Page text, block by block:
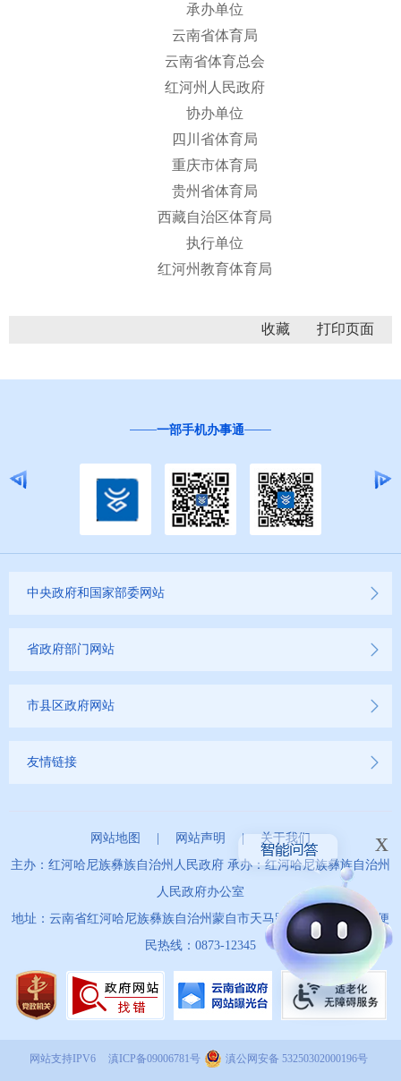
承办单位
云南省体育局
云南省体育总会
红河州人民政府
协办单位
四川省体育局
重庆市体育局
贵州省体育局
西藏自治区体育局
执行单位
红河州教育体育局
收藏
一部手机办事通
中央政府和国家部委网站
省政府部门网站
市县区政府网站
友情链接
网站地图 网站声明 | 关于我们
主办：红河哈尼族彝族自治州人民政府 承办：红河哈尼族彝族自治州
人民政府办公室
地址：云南省红河哈尼族彝族自治州蒙自市天马路67号 政务服务便
民热线：0873-12345
x
网站支持IPV6 滇ICP备09006781号 滇公网安备 53250302000196号